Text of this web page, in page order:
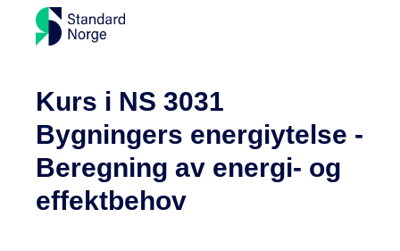
Kurs i NS 3031
Bygningers energiytelse -
Beregning av energi- og
effektbehov